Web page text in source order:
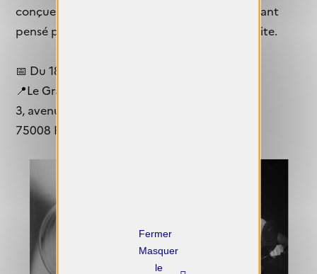
conçue comme un village, chaque pavillon étant
pensé pour mettre en valeur l’œuvre qu’il abrite.
📅 Du 18 mars au 21 juin 2026
📍Le Grand Palais
3, avenue du Général Eisenhower
75008 Paris
X
Masquer
le